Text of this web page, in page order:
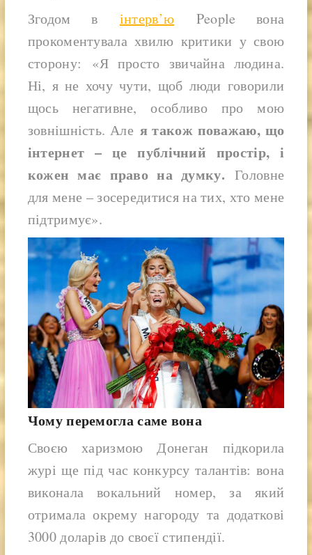
Згодом в інтерв’ю People вона
прокоментувала хвилю критики у свою
сторону: «Я просто звичайна людина.
Ні, я не хочу чути, щоб люди говорили
щось негативне, особливо про мою
зовнішність. Але я також поважаю, що
інтернет – це публічний простір, і
кожен має право на думку. Головне
для мене – зосередитися на тих, хто мене
підтримує».
Чому перемогла саме вона
Своєю харизмою Донеган підкорила
журі ще під час конкурсу талантів: вона
виконала вокальний номер, за який
отримала окрему нагороду та додаткові
3000 доларів до своєї стипендії.